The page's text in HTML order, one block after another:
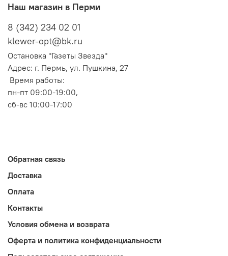
Наш магазин в Перми
8 (342) 234 02 01
klewer-opt@bk.ru
Остановка "Газеты Звезда"
Адрес: г. Пермь, ул. Пушкина, 27
Время работы:
пн-пт 09:00-19:00,
сб-вс 10:00-17:00
Обратная связь
Доставка
Оплата
Контакты
Условия обмена и возврата
Оферта и политика конфиденциальности